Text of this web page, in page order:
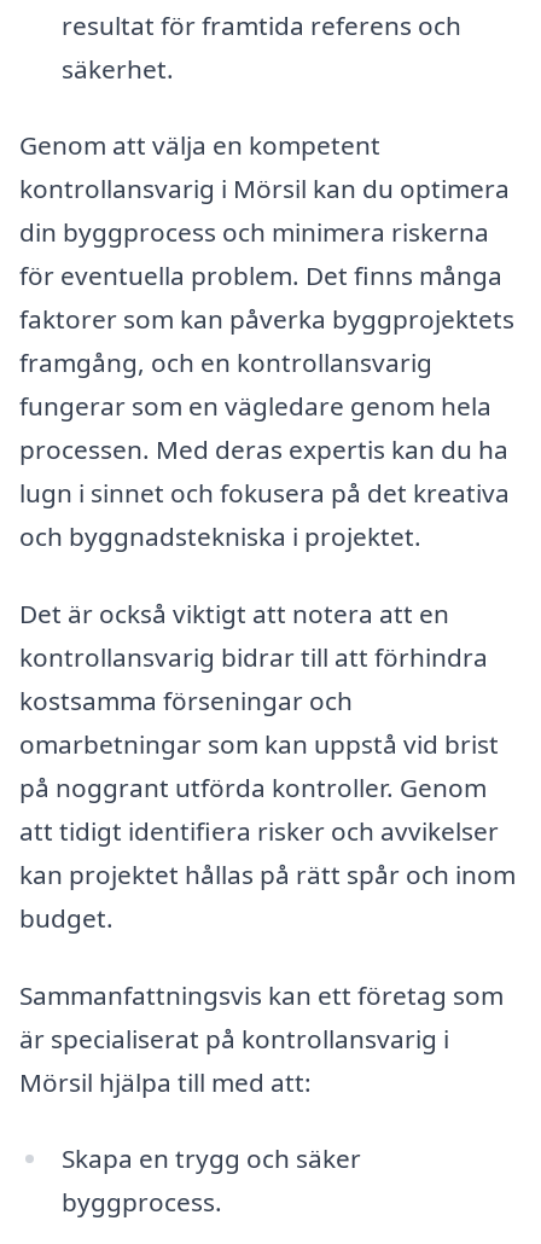
resultat för framtida referens och
säkerhet.
Genom att välja en kompetent
kontrollansvarig i Mörsil kan du optimera
din byggprocess och minimera riskerna
för eventuella problem. Det finns många
faktorer som kan påverka byggprojektets
framgång, och en kontrollansvarig
fungerar som en vägledare genom hela
processen. Med deras expertis kan du ha
lugn i sinnet och fokusera på det kreativa
och byggnadstekniska i projektet.
Det är också viktigt att notera att en
kontrollansvarig bidrar till att förhindra
kostsamma förseningar och
omarbetningar som kan uppstå vid brist
på noggrant utförda kontroller. Genom
att tidigt identifiera risker och avvikelser
kan projektet hållas på rätt spår och inom
budget.
Sammanfattningsvis kan ett företag som
är specialiserat på kontrollansvarig i
Mörsil hjälpa till med att:
Skapa en trygg och säker
byggprocess.